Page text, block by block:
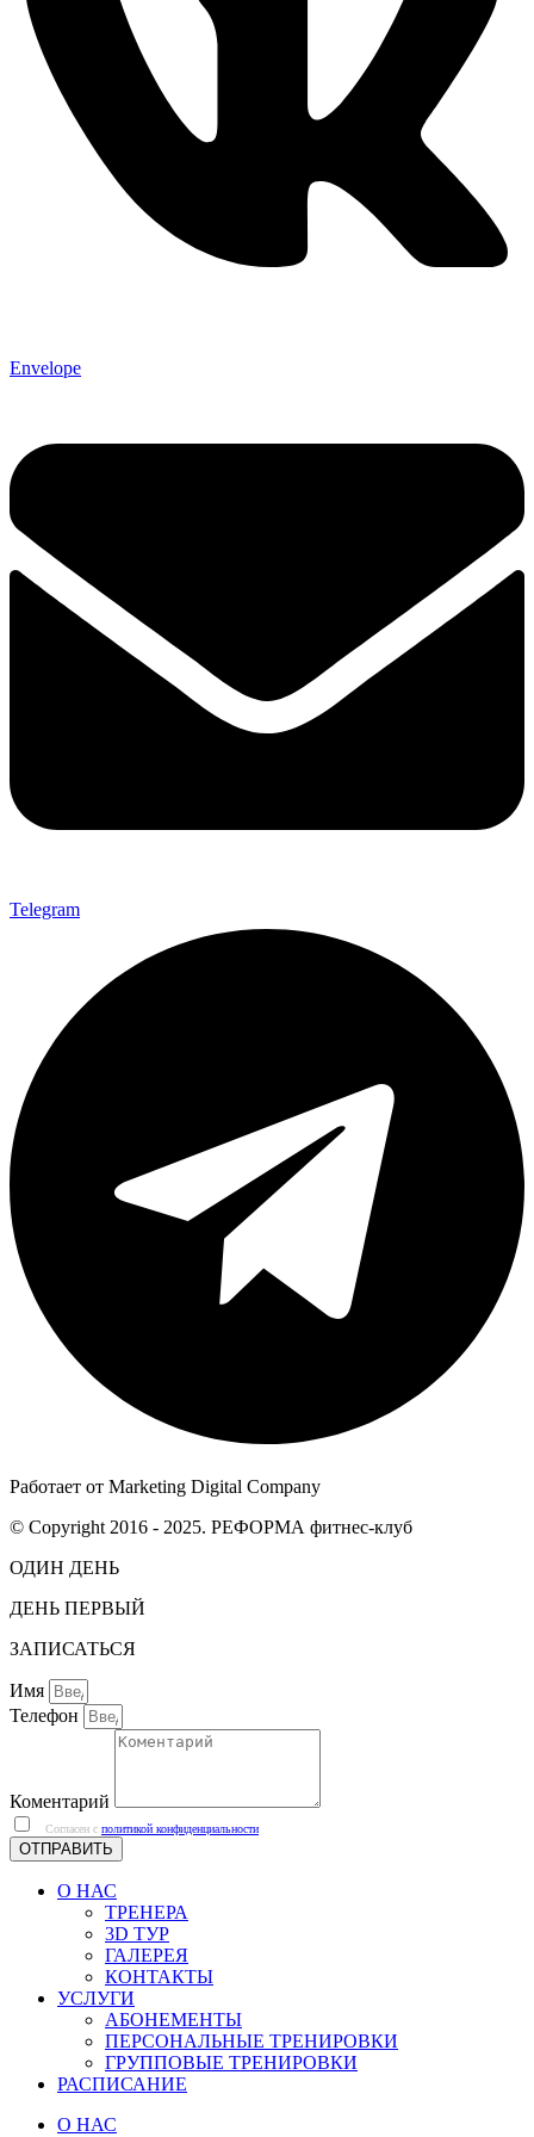
Envelope
Telegram
Работает от Marketing Digital Company
© Copyright 2016 - 2025. РЕФОРМА фитнес-клуб
ОДИН ДЕНЬ
ДЕНЬ ПЕРВЫЙ
ЗАПИСАТЬСЯ
Имя
Телефон
Коментарий
Согласен с политикой конфиденциальности
ОТПРАВИТЬ
О НАС
ТРЕНЕРА
3D ТУР
ГАЛЕРЕЯ
КОНТАКТЫ
УСЛУГИ
АБОНЕМЕНТЫ
ПЕРСОНАЛЬНЫЕ ТРЕНИРОВКИ
ГРУППОВЫЕ ТРЕНИРОВКИ
РАСПИСАНИЕ
О НАС